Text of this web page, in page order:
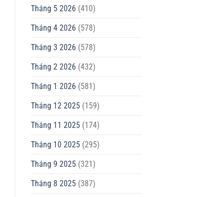
Tháng 5 2026 (410)
Tháng 4 2026 (578)
Tháng 3 2026 (578)
Tháng 2 2026 (432)
Tháng 1 2026 (581)
Tháng 12 2025(159)
Tháng 11 2025(174)
Tháng 10 2025(295)
Tháng 9 2025(321)
Tháng 8 2025(387)